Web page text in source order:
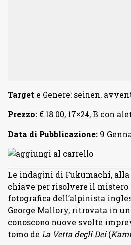
Target e Genere: seinen,
Prezzo: € 18.00, 17×24, B con
Data di Pubblicazione: 9
Le indagini di Fukumachi, alla
chiave per risolvere il mistero
fotografica dell’alpinista
George Mallory, ritrovata in
conoscono nuove svolte
tomo de La Vetta degli Dei(